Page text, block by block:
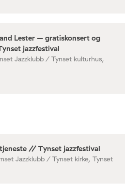
Lester – gratiskonsert og
jazzfestival
Jazzklubb / Tynset kulturhus,
// Tynset jazzfestival
Jazzklubb / Tynset kirke, Tynset